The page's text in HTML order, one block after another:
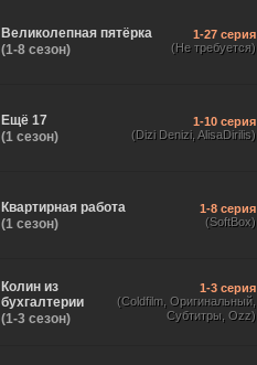
Великолепная пятёрка
(1-8 сезон)
1-27 серия
(Не требуется)
Ещё 17
(1 сезон)
1-10 серия
(Dizi Denizi, AlisaDirilis)
Квартирная работа
(1 сезон)
1-8 серия
(SoftBox)
Колин из
бухгалтерии
(1-3 сезон)
1-3 серия
(Coldfilm, Оригинальный,
Субтитры, Ozz)